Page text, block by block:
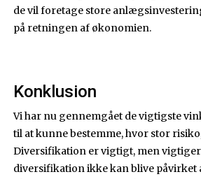
de vil foretage store
på retningen af økonomien.
Konklusion
Vi har nu gennemgået de vigtigste
til at kunne bestemme, hvor stor
Diversifikation er vigtigt, men
diversifikation ikke kan blive påvirket